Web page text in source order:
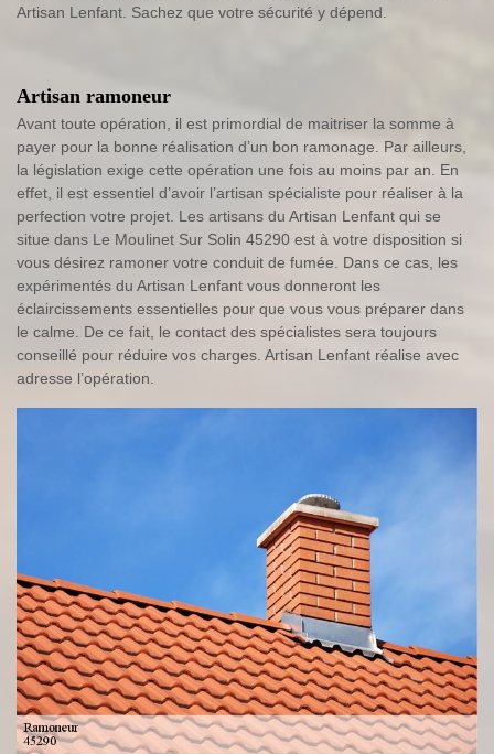
Artisan Lenfant. Sachez que votre sécurité y dépend.
Artisan ramoneur
Avant toute opération, il est primordial de maitriser la somme à
payer pour la bonne réalisation d’un bon ramonage. Par ailleurs,
la législation exige cette opération une fois au moins par an. En
effet, il est essentiel d’avoir l’artisan spécialiste pour réaliser à la
perfection votre projet. Les artisans du Artisan Lenfant qui se
situe dans Le Moulinet Sur Solin 45290 est à votre disposition si
vous désirez ramoner votre conduit de fumée. Dans ce cas, les
expérimentés du Artisan Lenfant vous donneront les
éclaircissements essentielles pour que vous vous préparer dans
le calme. De ce fait, le contact des spécialistes sera toujours
conseillé pour réduire vos charges. Artisan Lenfant réalise avec
adresse l’opération.